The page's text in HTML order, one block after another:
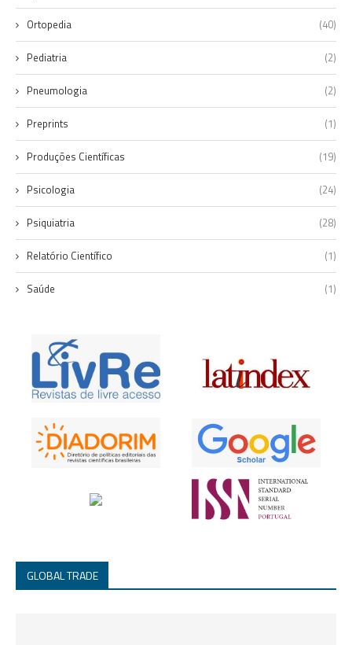
Ortopedia (40)
Pediatria (2)
Pneumologia (2)
Preprints (1)
Produções Científicas (19)
Psicologia (24)
Psiquiatria (28)
Relatório Científico (1)
Saúde (1)
GLOBAL TRADE